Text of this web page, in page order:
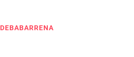
DEBABARRENA